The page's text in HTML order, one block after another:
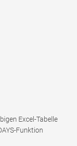
Excel-Tabelle
Funktion